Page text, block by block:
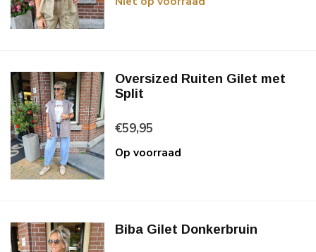
Oversized Ruiten Gilet met
Split
€59,95
Op voorraad
Biba Gilet Donkerbruin